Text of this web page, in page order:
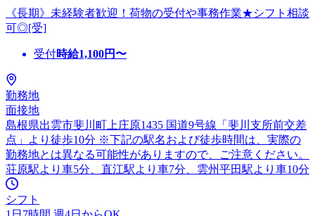
《長期》未経験者歓迎！荷物の受付や事務作業★シフト相談
可◎[受]
受付時給1,100円〜
勤務地
面接地
島根県出雲市斐川町上庄原1435 国道9号線「斐川支所前交差
点」より徒歩10分 ※下記の駅名および徒歩時間は、実際の
勤務地とは異なる可能性がありますので、ご注意ください。
荘原駅より車5分、直江駅より車7分、雲州平田駅より車10分
シフト